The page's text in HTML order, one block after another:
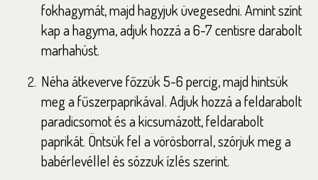
fokhagymát, majd hagyjuk üvegesedni. Amint színt
kap a hagyma, adjuk hozzá a 6-7 centisre darabolt
marhahúst.
Néha átkeverve főzzük 5-6 percig, majd hintsük
meg a fűszerpaprikával. Adjuk hozzá a feldarabolt
paradicsomot és a kicsumázott, feldarabolt
paprikát. Öntsük fel a vörösborral, szórjuk meg a
babérlevéllel és sózzuk ízlés szerint.